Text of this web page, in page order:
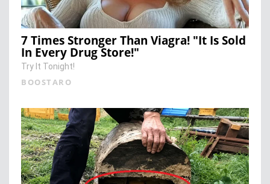
7 Times Stronger Than Viagra! "It Is Sold
In Every Drug Store!"
Try It Tonight!
BOOSTARO